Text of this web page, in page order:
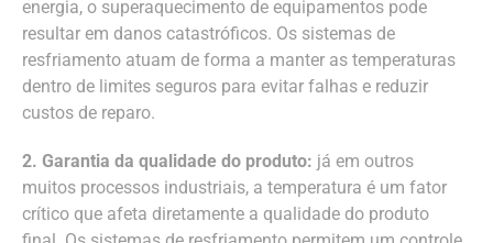
energia, o superaquecimento de equipamentos pode
resultar em danos catastróficos. Os sistemas de
resfriamento atuam de forma a manter as temperaturas
dentro de limites seguros para evitar falhas e reduzir
custos de reparo.
2. Garantia da qualidade do produto: já em outros
muitos processos industriais, a temperatura é um fator
crítico que afeta diretamente a qualidade do produto